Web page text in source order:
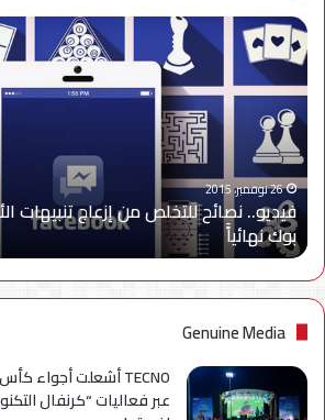
فيديو..
نصائح
للتخلص
من
إزعاج
تنبيهات
الألعاب
على
فيس
بوك
نهائياًَ
26 نوفمبر، 2015
فيديو.. نصائح للتخلص من إزعاج تنبيهات
بوك نهائياًَ
Genuine Media
عبر فعاليات “كرنفال